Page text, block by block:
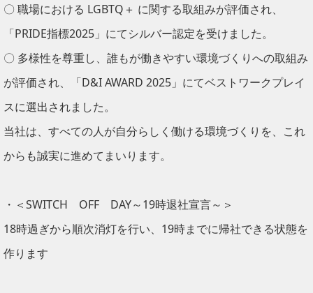
〇 職場における LGBTQ＋ に関する取組みが評価され、
「PRIDE指標2025」にてシルバー認定を受けました。
〇 多様性を尊重し、誰もが働きやすい環境づくりへの取組み
が評価され、「D&I AWARD 2025」にてベストワークプレイ
スに選出されました。
当社は、すべての人が自分らしく働ける環境づくりを、これ
からも誠実に進めてまいります。
・＜SWITCH OFF DAY～19時退社宣言～＞
18時過ぎから順次消灯を行い、19時までに帰社できる状態を
作ります